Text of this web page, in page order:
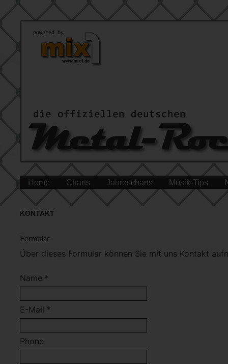
Home Charts Jahrescharts Musik-Tips
KONTAKT
Formular
Über dieses Formular können Sie mit uns Kontakt
Name *
E-Mail *
Phone